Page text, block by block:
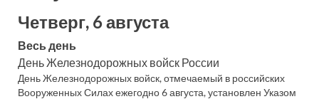
Четверг, 6 августа
Весь день
День Железнодорожных войск России
День Железнодорожных войск, отмечаемый в российских
Вооруженных Силах ежегодно 6 августа, установлен Указом